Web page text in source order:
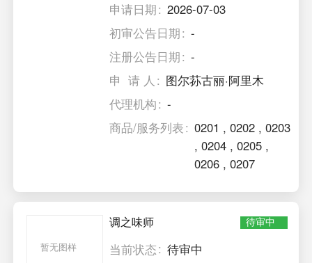
申请日期
2026-07-03
初审公告日期
-
注册公告日期
-
申 请 人
图尔荪古丽·阿里木
代理机构
-
商品/服务列表
0201 ,0202 ,0203
,0204 ,0205 ,
0206 ,0207
暂无图样
调之味师 待审中
当前状态
待审中